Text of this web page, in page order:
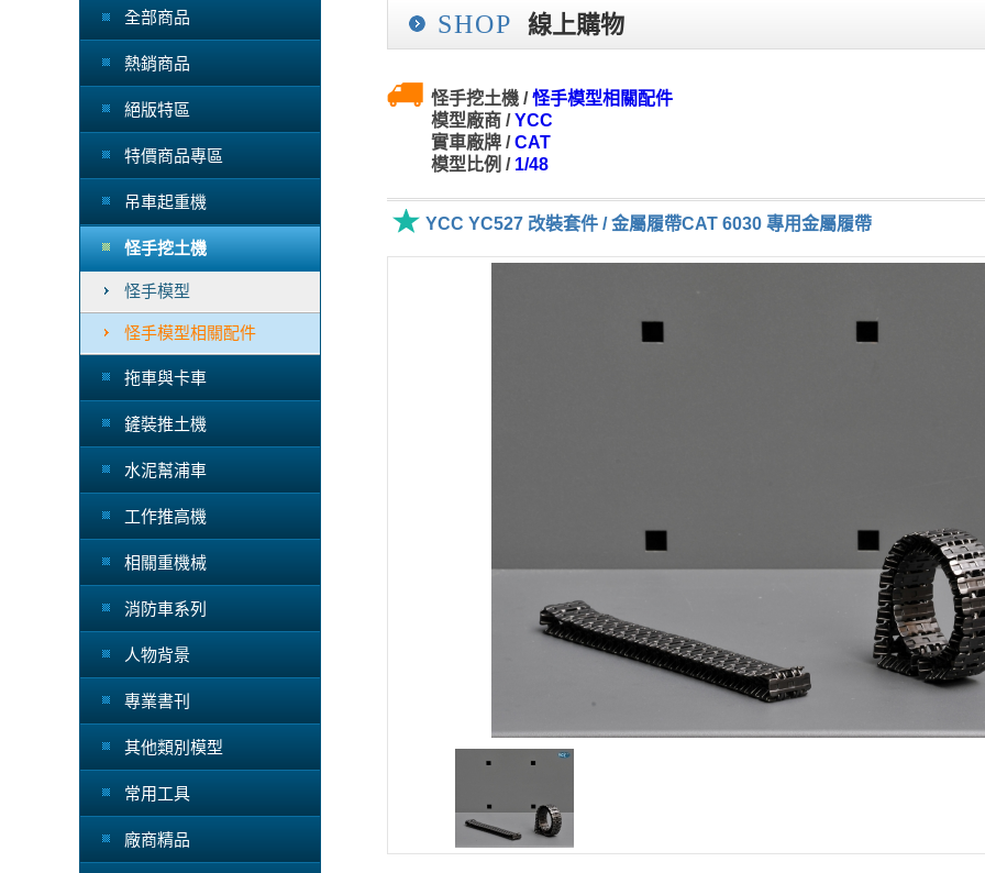
全部商品
熱銷商品
絕版特區
特價商品專區
吊車起重機
怪手挖土機
怪手模型
怪手模型相關配件
拖車與卡車
鏟裝推土機
水泥幫浦車
工作推高機
相關重機械
消防車系列
人物背景
專業書刊
其他類別模型
常用工具
廠商精品
SHOP 線上購物
怪手挖土機 /怪手模型相關配件
模型廠商 /YCC
實車廠牌 /CAT
模型比例 / 1/48
YCC YC527 改裝套件 / 金屬履帶CAT 6030 專用金屬履帶